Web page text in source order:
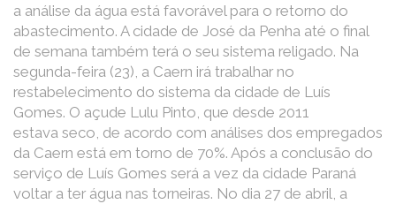
a análise da água está favorável para o retorno do
abastecimento. A cidade de José da Penha até o final
de semana também terá o seu sistema religado. Na
segunda-feira (23), a Caern irá trabalhar no
restabelecimento do sistema da cidade de Luís
Gomes. O açude Lulu Pinto, que desde 2011
estava seco, de acordo com análises dos empregados
da Caern está em torno de 70%. Após a conclusão do
serviço de Luís Gomes será a vez da cidade Paraná
voltar a ter água nas torneiras. No dia 27 de abril, a